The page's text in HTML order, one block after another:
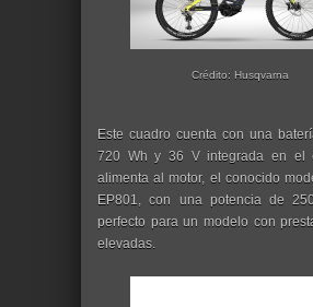
Crédito: Husqvarna
Este cuadro cuenta con una
720 Wh y 36 V integrada en el
alimenta al motor, el conocido
EP801, con una potencia de
perfecto para un modelo con
elevadas.